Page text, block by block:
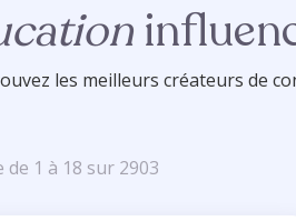
les meilleurs créateurs de
de 1 à 18 sur 2903